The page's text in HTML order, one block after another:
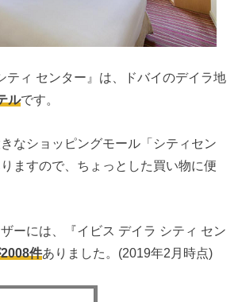
ティ センター』は、ドバイのデイラ地
ルです。
なショッピングモール「シティセン
ますので、ちょっとした買い物に便
ーには、『イビス デイラ シティ セン
件ありました。(2019年2月時点)